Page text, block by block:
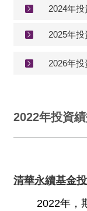
2024年投
2025年投
2026年
2022年投資
清華永續基金
2022年，